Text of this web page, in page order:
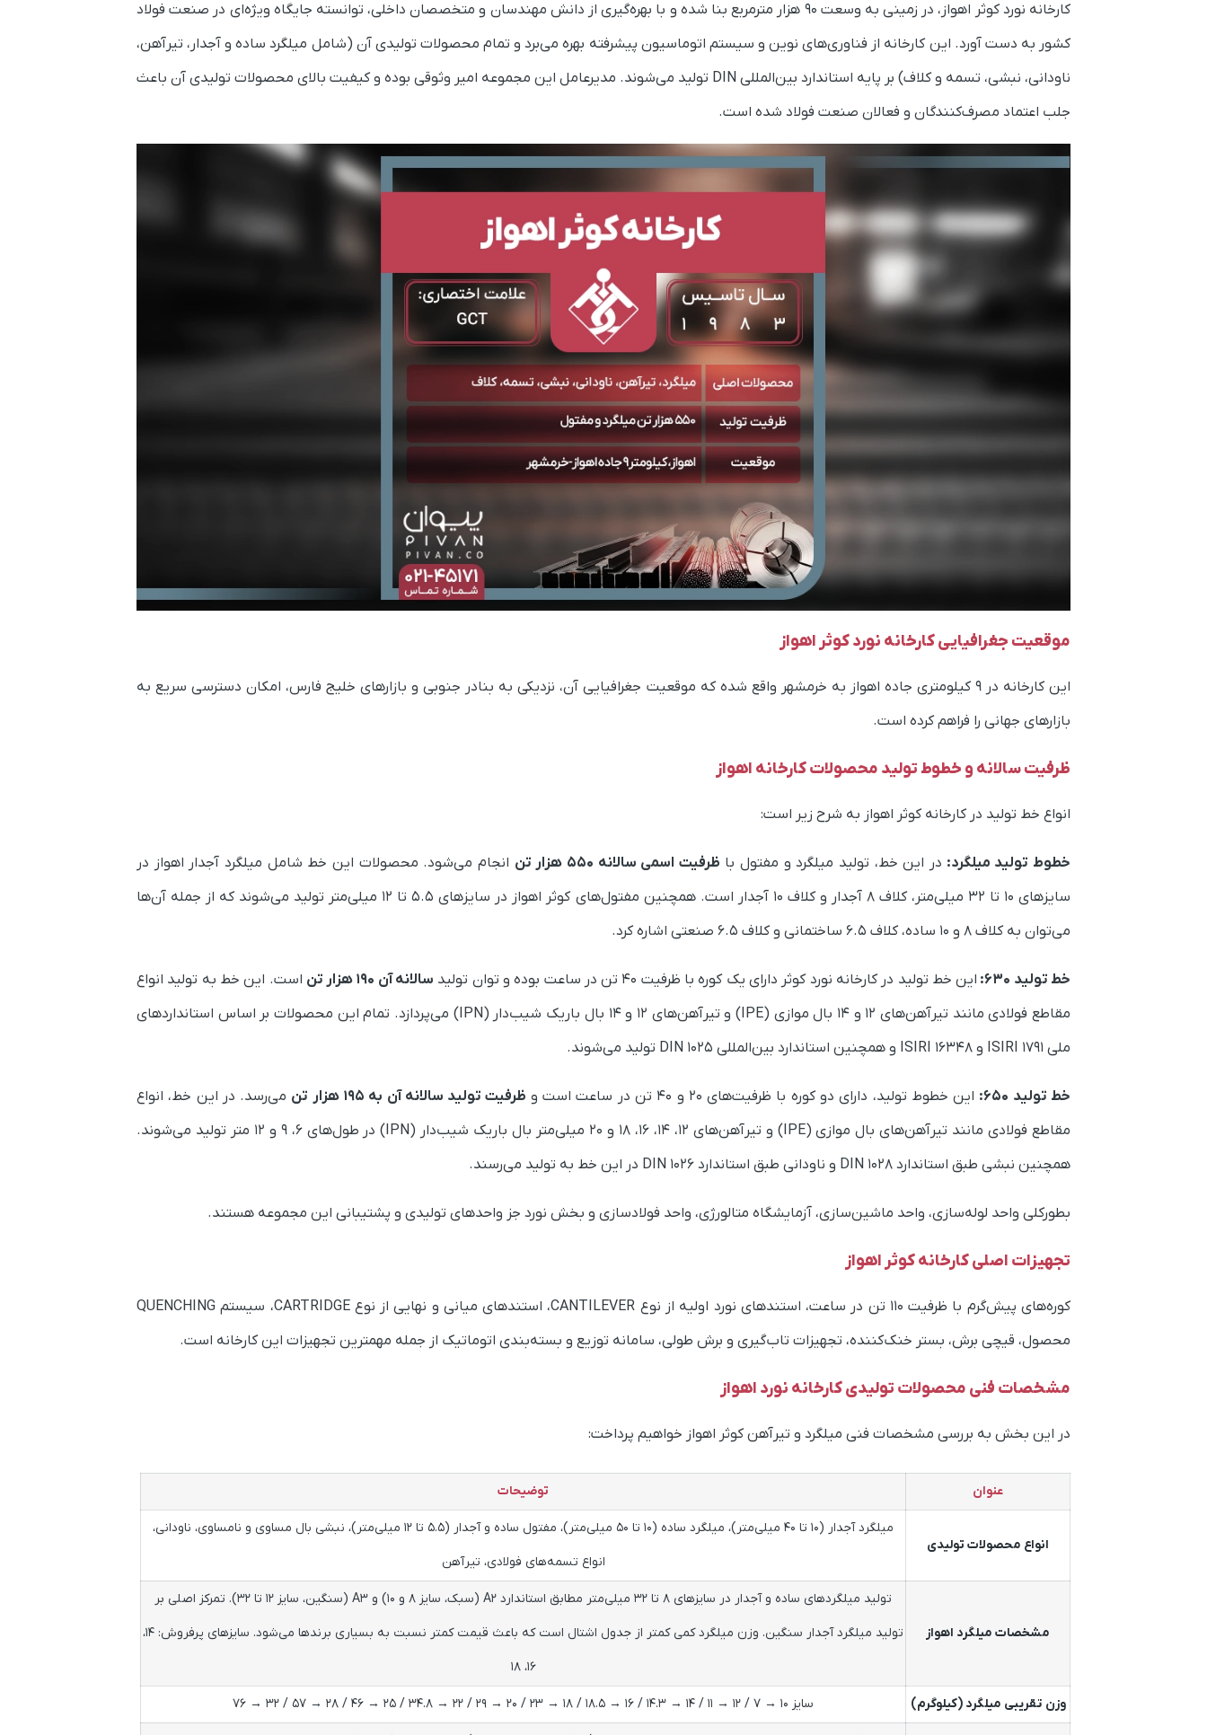
کارخانه نورد کوثر اهواز، در زمینی به وسعت ۹۰ هزار مترمربع بنا شده و با بهره‌گیری از دانش مهندسان و متخصصان داخلی، توانسته جایگاه ویژه‌ای در صنعت فولاد
کشور به دست آورد. این کارخانه از فناوری‌های نوین و سیستم اتوماسیون پیشرفته بهره می‌برد و تمام محصولات تولیدی آن (شامل میلگرد ساده و آجدار، تیرآهن،
ناودانی، نبشی، تسمه و کلاف) بر پایه استاندارد بین‌المللی DIN تولید می‌شوند. مدیرعامل این مجموعه امیر وثوقی بوده و کیفیت بالای محصولات تولیدی آن‌ باعث
جلب اعتماد مصرف‌کنندگان و فعالان صنعت فولاد شده است.
موقعیت جغرافیایی کارخانه نورد کوثر اهواز
این کارخانه در 9 کیلومتری جاده اهواز به خرمشهر واقع شده که موقعیت جغرافیایی آن، نزدیکی به بنادر جنوبی و بازارهای خلیج فارس، امکان دسترسی سریع به
بازارهای جهانی را فراهم کرده است.
ظرفیت سالانه و خطوط تولید محصولات کارخانه اهواز
انواع خط تولید در کارخانه کوثر اهواز به شرح زیر است:
خطوط تولید میلگرد: در این خط، تولید میلگرد و مفتول با ظرفیت اسمی سالانه ۵۵۰ هزار تن
انجام می‌شود. محصولات این خط شامل میلگرد آجدار اهواز در
سایزهای ۱۰ تا ۳۲ میلی‌متر، کلاف ۸ آجدار و کلاف ۱۰ آجدار است. همچنین مفتول‌های کوثر اهواز در سایزهای ۵.۵ تا ۱۲ میلی‌متر تولید می‌شوند که از جمله آن‌ها
می‌توان به کلاف ۸ و ۱۰ ساده، کلاف ۶.۵ ساختمانی و کلاف ۶.۵ صنعتی اشاره کرد.
خط تولید ۶۳۰: این خط تولید در کارخانه نورد کوثر دارای یک کوره با ظرفیت ۴۰ تن در ساعت بوده و توان تولید سالانه آن ۱۹۰ هزار تن
است. این خط به تولید انواع
مقاطع فولادی مانند تیرآهن‌های ۱۲ و ۱۴ بال موازی (IPE) و تیرآهن‌های ۱۲ و ۱۴ بال باریک شیب‌دار (IPN) می‌پردازد. تمام این محصولات بر اساس استانداردهای
ملی ISIRI 1791 و ISIRI 16348 و همچنین استاندارد بین‌المللی DIN 1025 تولید می‌شوند.
خط تولید ۶۵۰: این خطوط تولید، دارای دو کوره با ظرفیت‌های ۲۰ و ۴۰ تن در ساعت است و ظرفیت تولید سالانه آن به ۱۹۵ هزار تن
می‌رسد. در این خط، انواع
مقاطع فولادی مانند تیرآهن‌های بال موازی (IPE) و تیرآهن‌های ۱۲، ۱۴، ۱۶، ۱۸ و ۲۰ میلی‌متر بال باریک شیب‌دار (IPN) در طول‌های ۶، ۹ و ۱۲ متر تولید می‌شوند.
همچنین نبشی طبق استاندارد DIN 1028 و ناودانی طبق استاندارد DIN 1026 در این خط به تولید می‌رسند.
بطورکلی واحد لوله‌سازی، واحد ماشین‌سازی، آزمایشگاه متالورژی، واحد فولادسازی و بخش نورد جز واحدهای تولیدی و پشتیبانی این مجموعه هستند.
تجهیزات اصلی کارخانه کوثر اهواز
کوره‌های پیش‌گرم با ظرفیت ۱۱۰ تن در ساعت، استندهای نورد اولیه از نوع CANTILEVER، استندهای میانی و نهایی از نوع CARTRIDGE، سیستم QUENCHING
محصول، قیچی برش، بستر خنک‌کننده، تجهیزات تاب‌گیری و برش طولی، سامانه توزیع و بسته‌بندی اتوماتیک از جمله مهمترین تجهیزات این کارخانه است.
مشخصات فنی محصولات تولیدی کارخانه نورد اهواز
در این بخش به بررسی مشخصات فنی میلگرد و تیرآهن کوثر اهواز خواهیم پرداخت:
عنوان توضیحات
انواع محصولات تولیدی
میلگرد آجدار (۱۰ تا ۴۰ میلی‌متر)، میلگرد ساده (۱۰ تا ۵۰ میلی‌متر)، مفتول ساده و آجدار (۵.۵ تا ۱۲ میلی‌متر)، نبشی بال مساوی و نامساوی، ناودانی،
انواع تسمه‌های فولادی، تیرآهن
مشخصات میلگرد اهواز
تولید میلگردهای ساده و آجدار در سایزهای ۸ تا ۳۲ میلی‌متر مطابق استاندارد A2 (سبک، سایز ۸ و ۱۰) و A3 (سنگین، سایز ۱۲ تا ۳۲). تمرکز اصلی بر
تولید میلگرد آجدار سنگین. وزن میلگرد کمی کمتر از جدول اشتال است که باعث قیمت کمتر نسبت به بسیاری برندها می‌شود. سایزهای پرفروش: ۱۴،
۱۶، ۱۸
وزن تقریبی میلگرد (کیلوگرم) سایز ۱۰ → ۷ / ۱۲ → ۱۱ / ۱۴ → ۱۴.۳ / ۱۶ → ۱۸.۵ / ۱۸ → ۲۳ / ۲۰ → ۲۹ / ۲۲ → ۳۴.۸ / ۲۵ → ۴۶ / ۲۸ → ۵۷ / ۳۲ → ۷۶